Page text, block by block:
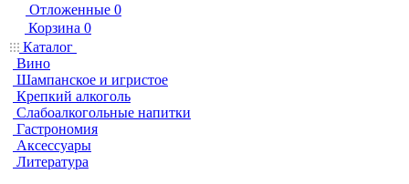
Отложенные 0
Корзина 0
Каталог
Вино
Шампанское и игристое
Крепкий алкоголь
Слабоалкогольные напитки
Гастрономия
Аксессуары
Литература